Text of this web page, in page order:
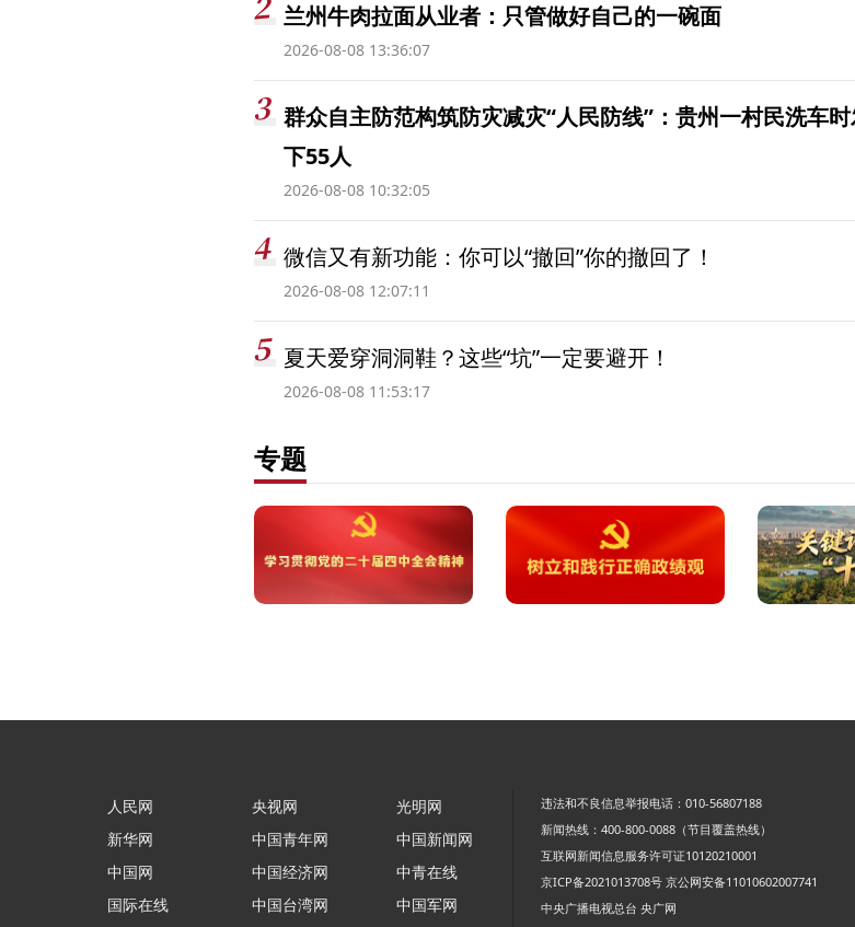
兰州牛肉拉面从业者：只管做好自己的一碗面
2026-08-08 13:36:07
群众自主防范构筑防灾减灾“人民防线”：贵州一村民洗车
下55人
2026-08-08 10:32:05
微信又有新功能：你可以“撤回”你的撤回了！
2026-08-08 12:07:11
夏天爱穿洞洞鞋？这些“坑”一定要避开！
2026-08-08 11:53:17
专题
人民网
新华网
中国网
国际在线
央视网
中国青年网
中国经济网
中国台湾网
光明网
中国新闻网
中青在线
中国军网
违法和不良信息举报电话：010-56807188
新闻热线：400-800-0088（节目覆盖热线）
互联网新闻信息服务许可证10120210001
京ICP备2021013708号 京公网安备11010602007741
中央广播电视总台 央广网